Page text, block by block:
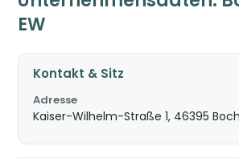
EW
Kontakt & Sitz
Adresse
Kaiser-Wilhelm-Straße 1, 46395